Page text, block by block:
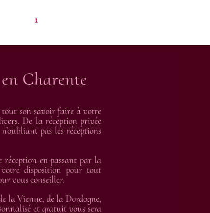
1
Charente
son savoir faire à votre
De la réception privée
pas les réceptions
réception en passant par la
disposition pour tout
vous conseiller.
la Vienne, de la Dordogne,
et gratuit vous sera